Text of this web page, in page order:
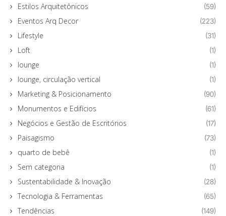
Estilos Arquitetônicos (59)
Eventos Arq Decor (223)
Lifestyle (31)
Loft (1)
lounge (1)
lounge, circulação vertical (1)
Marketing & Posicionamento (90)
Monumentos e Edifícios (61)
Negócios e Gestão de Escritórios (17)
Paisagismo (73)
quarto de bebê (1)
Sem categoria (1)
Sustentabilidade & Inovação (28)
Tecnologia & Ferramentas (65)
Tendências (149)